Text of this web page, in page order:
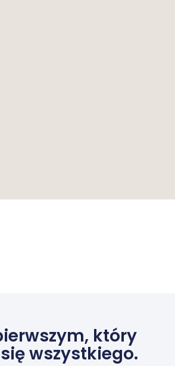
który
wszystkiego.